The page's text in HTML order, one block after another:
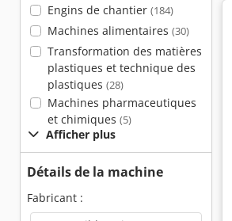
Engins de chantier (184)
Machines alimentaires (30)
Transformation des matières
plastiques et technique des
plastiques (28)
Machines pharmaceutiques
et chimiques (5)
Afficher plus
Détails de la machine
Fabricant :